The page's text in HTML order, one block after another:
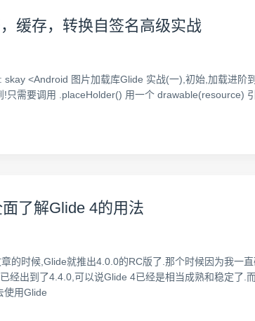
缓存，转换自签名高级实战
<Android 图片加载库Glide 实战(一),初始,加载进阶
需要调用 .placeHolder() 用一个 drawable(resource)
了解Glide 4的用法
的时候,Glide就推出4.0.0的RC版了.那个时候因为我一
经出到了4.4.0,可以说Glide 4已经是相当成熟和稳定了.
使用Glide